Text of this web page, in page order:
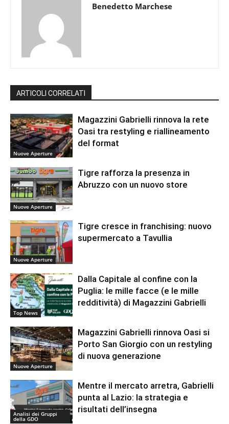
Benedetto Marchese
ARTICOLI CORRELATI
Nuove Aperture
Magazzini Gabrielli rinnova la rete
Oasi tra restyling e riallineamento
del format
Nuove Aperture
Tigre rafforza la presenza in
Abruzzo con un nuovo store
Nuove Aperture
Tigre cresce in franchising: nuovo
supermercato a Tavullia
Top News
Dalla Capitale al confine con la
Puglia: le mille facce (e le mille
redditività) di Magazzini Gabrielli
Nuove Aperture
Magazzini Gabrielli rinnova Oasi si
Porto San Giorgio con un restyling
di nuova generazione
Analisi dei Gruppi
della GDO
Mentre il mercato arretra, Gabrielli
punta al Lazio: la strategia e
risultati dell’insegna